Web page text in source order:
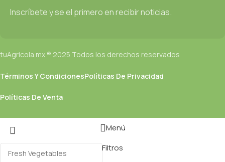
Inscríbete y se el primero en recibir noticias.
tuAgricola.mx ® 2025 Todos los derechos reservados
Términos Y CondicionesPolíticas De Privacidad
Políticas De Venta
Menú
Filtros